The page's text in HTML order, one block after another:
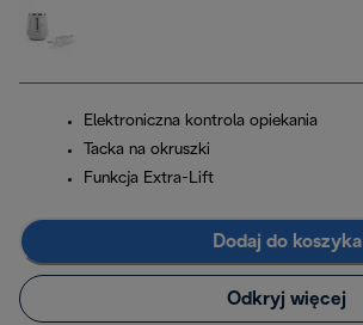
Elektroniczna kontrola opiekania
Tacka na okruszki
Funkcja Extra-Lift
Dodaj do koszyka
Odkryj więcej